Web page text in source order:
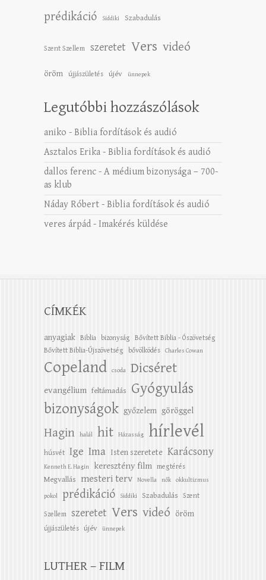
prédikáció Siddiki Szabadulás
Szent Szellem szeretet Vers videó
öröm újjászületés újév ünnepek
Legutóbbi hozzászólások
aniko - Biblia fordítások és audió
Asztalos Erika - Biblia fordítások és audió
dallos ferenc - A médium bizonysága – 700-
as klub
Náday Róbert - Biblia fordítások és audió
veres árpád - Imakérés küldése
CÍMKÉK
anyagiak Biblia bizonyság
Bővített Biblia - Ószövetség
Bővített Biblia-Újszövetség
bővölködés Charles Cowan
Copeland csoda Dicséret
evangélium feltámadás
Gyógyulás
bizonyságok győzelem göröggel
Hagin halál hit Házasság hírlevél
húsvét Ige Ima Isten szeretete Karácsony
Kenneth E. Hagin keresztény film megtérés
Megvallás mesteri terv Novella nők okkultizmus
pokol prédikáció Siddiki Szabadulás Szent
Szellem szeretet Vers videó öröm
újjászületés újév ünnepek
LUTHER – FILM